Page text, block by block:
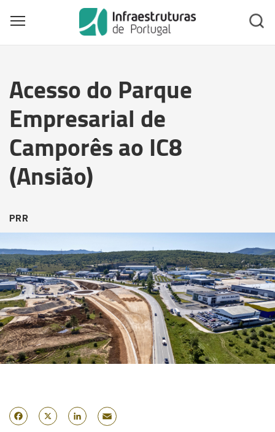
main
content
Toggle main menu visibility
Acesso do Parque
Empresarial de
Camporês ao IC8
(Ansião)
PRR
Facebook
X LinkedIn